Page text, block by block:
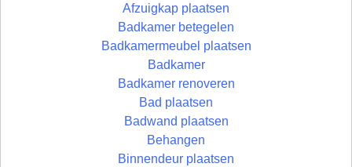
Afzuigkap plaatsen
Badkamer betegelen
Badkamermeubel plaatsen
Badkamer
Badkamer renoveren
Bad plaatsen
Badwand plaatsen
Behangen
Binnendeur plaatsen